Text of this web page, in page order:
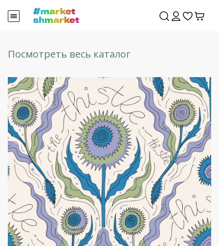
Посмотреть весь каталог